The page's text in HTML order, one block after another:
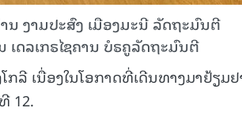
ງາມປະສົງ ເມືອງມະນີ ລັດຖະມົນຕີ
ດລເກຣໄຊຄານ ບໍຣຄູລັດຖະມົນຕີ
ລີ ເນື່ອງໃນໂອກາດທີ່ເດີນທາງມາຢ້ຽມ
12.